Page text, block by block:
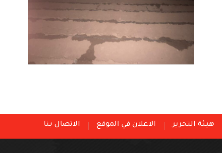
هيئة التحرير الاعلان في الموقع الاتصال بنا